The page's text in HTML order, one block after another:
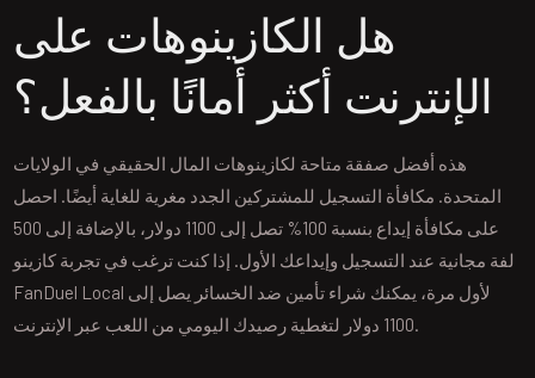
هل الكازينوهات على
الإنترنت أكثر أمانًا بالفعل؟
هذه أفضل صفقة متاحة لكازينوهات المال الحقيقي في الولايات
المتحدة. مكافأة التسجيل للمشتركين الجدد مغرية للغاية أيضًا. احصل
على مكافأة إيداع بنسبة 100% تصل إلى 1100 دولار، بالإضافة إلى 500
لفة مجانية عند التسجيل وإيداعك الأول. إذا كنت ترغب في تجربة كازينو
FanDuel Local لأول مرة، يمكنك شراء تأمين ضد الخسائر يصل إلى
1100 دولار لتغطية رصيدك اليومي من اللعب عبر الإنترنت.